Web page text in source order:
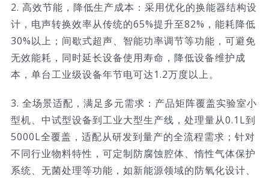
2. 高效节能，降低生产成本：采用优化的换能器结构设
计，电声转换效率从传统的65%提升至82%，能耗降低
30%以上；间歇式超声、智能功率调节等功能，可避免
无效能耗，同时延长设备使用寿命，降低设备维护成
本，单台工业级设备年节电可达1.2万度以上。
3. 全场景适配，满足多元需求：产品矩阵覆盖实验室小
型机、中试型设备到工业大型生产线，处理量从0.1L到
5000L全覆盖，适配从研发到量产的全流程需求；针对
不同行业物料特性，可定制防腐蚀腔体、惰性气体保护
系统、无菌处理等功能，如新能源领域的防氧化设计、